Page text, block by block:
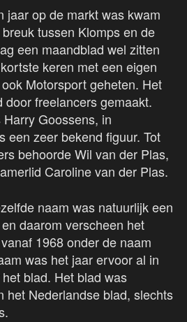
jaar op de markt was kwam
tussen Klomps en de
een maandblad wel zitten
keren met een eigen
Motorsport geheten. Het
door freelancers gemaakt.
Goossens, in
een zeer bekend figuur. Tot
behoorde Wil van der Plas,
Caroline van der Plas.
naam was natuurlijk een
daarom verscheen het
1968 onder de naam
was het jaar ervoor al in
blad. Het blad was
het Nederlandse blad, slechts